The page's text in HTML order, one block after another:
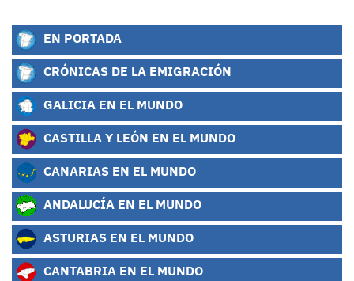
EN PORTADA
CRÓNICAS DE LA EMIGRACIÓN
GALICIA EN EL MUNDO
CASTILLA Y LEÓN EN EL MUNDO
CANARIAS EN EL MUNDO
ANDALUCÍA EN EL MUNDO
ASTURIAS EN EL MUNDO
CANTABRIA EN EL MUNDO